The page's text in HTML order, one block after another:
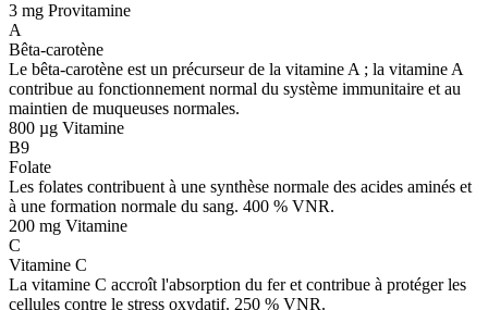
3 mg Provitamine
A
Bêta-carotène
Le bêta-carotène est un précurseur de la vitamine A ; la vitamine A
contribue au fonctionnement normal du système immunitaire et au
maintien de muqueuses normales.
800 µg Vitamine
B9
Folate
Les folates contribuent à une synthèse normale des acides aminés et
à une formation normale du sang. 400 % VNR.
200 mg Vitamine
C
Vitamine C
La vitamine C accroît l'absorption du fer et contribue à protéger les
cellules contre le stress oxydatif. 250 % VNR.